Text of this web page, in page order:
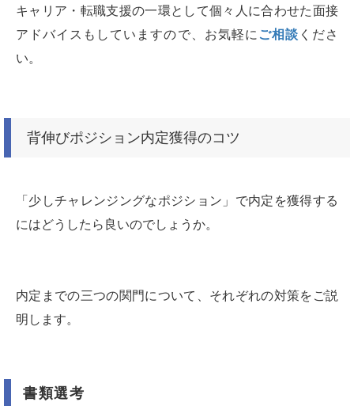
キャリア・転職支援の一環として個々人に合わせた面接
アドバイスもしていますので、お気軽に ご相談 くださ
い。
背伸びポジション内定獲得のコツ
「少しチャレンジングなポジション」で内定を獲得する
にはどうしたら良いのでしょうか。
内定までの三つの関門について、それぞれの対策をご説
明します。
書類選考